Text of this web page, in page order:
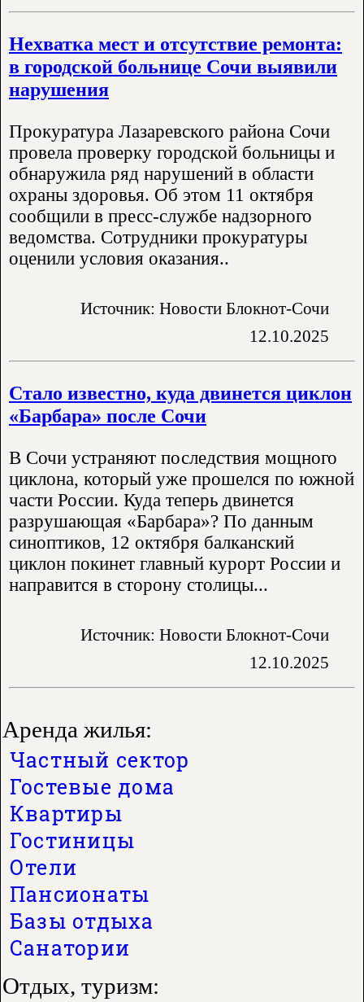
Аренда жилья:
Частный сектор
Гостевые дома
Квартиры
Гостиницы
Отели
Пансионаты
Базы отдыха
Санатории
Отдых, туризм:
Нехватка мест и отсутствие ремонта:
в городской больнице Сочи выявили
нарушения
Прокуратура Лазаревского района Сочи
провела проверку городской больницы и
обнаружила ряд нарушений в области
охраны здоровья. Об этом 11 октября
сообщили в пресс-службе надзорного
ведомства. Сотрудники прокуратуры
оценили условия оказания..
Источник: Новости Блокнот-Сочи
12.10.2025
Стало известно, куда двинется циклон
«Барбара» после Сочи
В Сочи устраняют последствия мощного
циклона, который уже прошелся по южной
части России. Куда теперь двинется
разрушающая «Барбара»? По данным
синоптиков, 12 октября балканский
циклон покинет главный курорт России и
направится в сторону столицы...
Источник: Новости Блокнот-Сочи
12.10.2025